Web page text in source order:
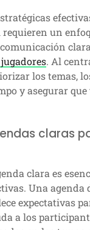
un
. Al
los temas,
y asegurar que
claras
clara es
Una agenda
expectativas
a los